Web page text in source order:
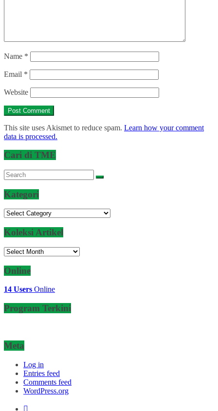
Name *
Email *
Website
This site uses Akismet to reduce spam. Learn how your comment
data is processed.
Cari di TME
Kategori
Kategori
Koleksi Artikel
Koleksi
Online
14 Users Online
Program Terkini
Meta
Log in
Entries feed
Comments feed
WordPress.org